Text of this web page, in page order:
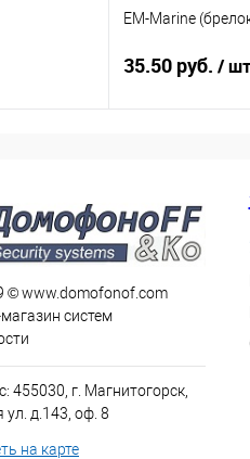
EM-Marine
35.50 руб. / шт
© www.domofonof.com
систем
455030, г. Магнитогорск,
ул. д.143, оф. 8
на карте